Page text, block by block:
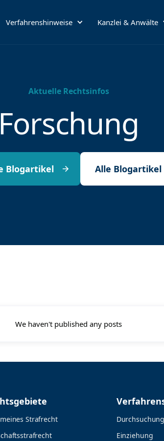
Verfahrenshinweise Kanzlei & Anwälte
Aktuelle Rechtsinfos
Forschung
Blogartikel Alle Blogartikel
We haven't published any posts
Strafrecht
Einziehung